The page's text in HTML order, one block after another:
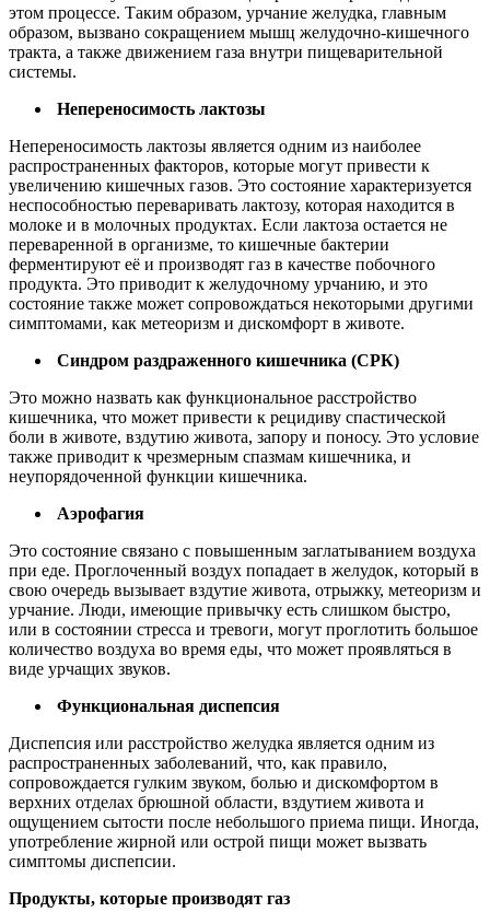
этом процессе. Таким образом, урчание желудка, главным
образом, вызвано сокращением мышц желудочно-кишечного
тракта, а также движением газа внутри пищеварительной
системы.
Непереносимость лактозы
Непереносимость лактозы является одним из наиболее
распространенных факторов, которые могут привести к
увеличению кишечных газов. Это состояние характеризуется
неспособностью переваривать лактозу, которая находится в
молоке и в молочных продуктах. Если лактоза остается не
переваренной в организме, то кишечные бактерии
ферментируют её и производят газ в качестве побочного
продукта. Это приводит к желудочному урчанию, и это
состояние также может сопровождаться некоторыми другими
симптомами, как метеоризм и дискомфорт в животе.
Синдром раздраженного кишечника (СРК)
Это можно назвать как функциональное расстройство
кишечника, что может привести к рецидиву спастической
боли в животе, вздутию живота, запору и поносу. Это условие
также приводит к чрезмерным спазмам кишечника, и
неупорядоченной функции кишечника.
Аэрофагия
Это состояние связано с повышенным заглатыванием воздуха
при еде. Проглоченный воздух попадает в желудок, который в
свою очередь вызывает вздутие живота, отрыжку, метеоризм и
урчание. Люди, имеющие привычку есть слишком быстро,
или в состоянии стресса и тревоги, могут проглотить большое
количество воздуха во время еды, что может проявляться в
виде урчащих звуков.
Функциональная диспепсия
Диспепсия или расстройство желудка является одним из
распространенных заболеваний, что, как правило,
сопровождается гулким звуком, болью и дискомфортом в
верхних отделах брюшной области, вздутием живота и
ощущением сытости после небольшого приема пищи. Иногда,
употребление жирной или острой пищи может вызвать
симптомы диспепсии.
Продукты, которые производят газ